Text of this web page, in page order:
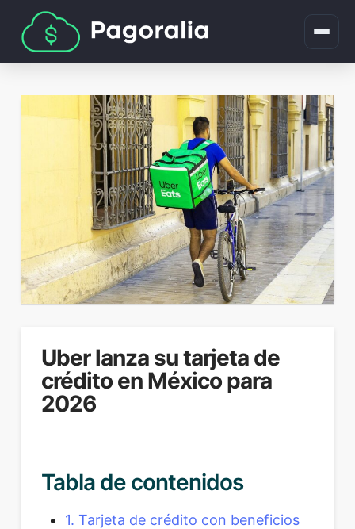
Uber lanza su tarjeta de
crédito en México para
2026
Tabla de contenidos
1. Tarjeta de crédito con beneficios